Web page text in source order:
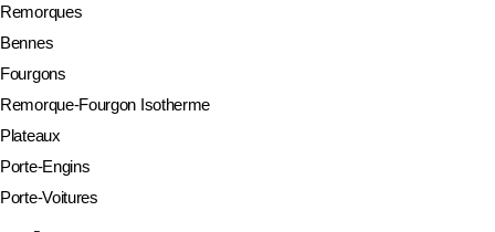
Remorques
Bennes
Fourgons
Remorque-Fourgon Isotherme
Plateaux
Porte-Engins
Porte-Voitures